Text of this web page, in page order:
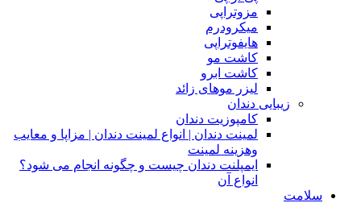
مزوتراپی
میکرودرم
هایفوتراپی
کاشت مو
کاشت ابرو
لیزر موهای زائد
زیبایی دندان
کامپوزیت دندان
لمینت دندان | انواع لمینت دندان | مزاپا و معایب
وهزینه لمینت
ایمپلنت دندان چیست و چگونه انجام می شود؟
انواع آن
سلامت